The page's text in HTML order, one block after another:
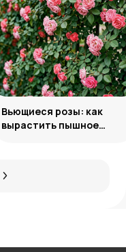
Вьющиеся розы: как
вырастить пышное